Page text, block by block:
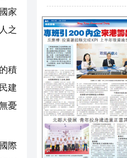
家
之
積
建
憂
際